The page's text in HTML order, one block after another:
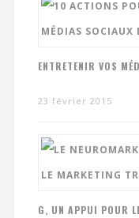
ENTRETENIR VOS
23 février 2015
G, UN APPUI POUR